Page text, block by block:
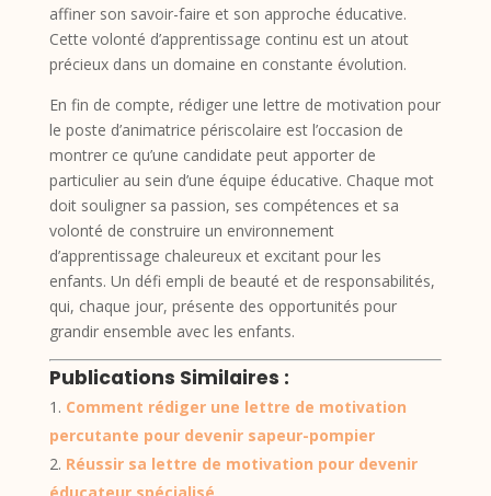
affiner son savoir-faire et son approche éducative.
Cette volonté d’apprentissage continu est un atout
précieux dans un domaine en constante évolution.
En fin de compte, rédiger une lettre de motivation pour
le poste d’animatrice périscolaire est l’occasion de
montrer ce qu’une candidate peut apporter de
particulier au sein d’une équipe éducative. Chaque mot
doit souligner sa passion, ses compétences et sa
volonté de construire un environnement
d’apprentissage chaleureux et excitant pour les
enfants. Un défi empli de beauté et de responsabilités,
qui, chaque jour, présente des opportunités pour
grandir ensemble avec les enfants.
Publications Similaires :
Comment rédiger une lettre de motivation
percutante pour devenir sapeur-pompier
Réussir sa lettre de motivation pour devenir